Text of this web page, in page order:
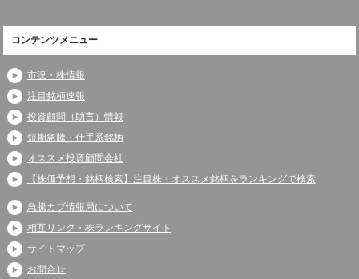
コンテンツメニュー
市況・株情報
注目銘柄速報
投資顧問（助言）情報
短期急騰・仕手系銘柄
オススメ投資顧問会社
【株価予想・銘柄検索】注目株・オススメ銘柄をランキングで検索
急騰カブ情報局について
相互リンク・株ランキングサイト
サイトマップ
お問合せ